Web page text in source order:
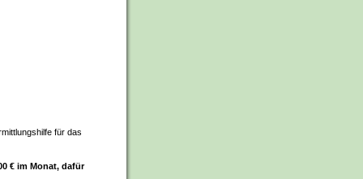
für das
€ im Monat, dafür